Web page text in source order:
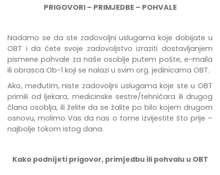
PRIGOVORI – PRIMJEDBE – POHVALE
Nadamo se da ste zadovoljni uslugama koje dobijate u
OBT i da ćete svoje zadovoljstvo izraziti dostavljanjem
pismene pohvale za naše osoblje putem pošte, e-maila
ili obrasca Ob-1 koji se nalazi u svim org. jedinicama OBT.
Ako, međutim, niste zadovoljni uslugama koje ste u OBT
primili od ljekara, medicinske sestre/tehničara ili drugog
člana osoblja, ili želite da se žalite po bilo kojem drugom
osnovu, molimo Vas da nas o tome izvijestite što prije –
najbolje tokom istog dana.
Kako podnijeti prigovor, primjedbu ili pohvalu u OBT